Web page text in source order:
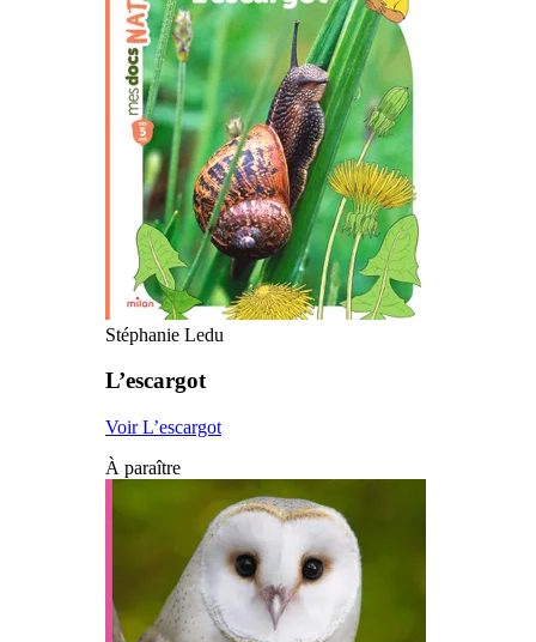
Stéphanie Ledu
L’escargot
Voir L’escargot
À paraître